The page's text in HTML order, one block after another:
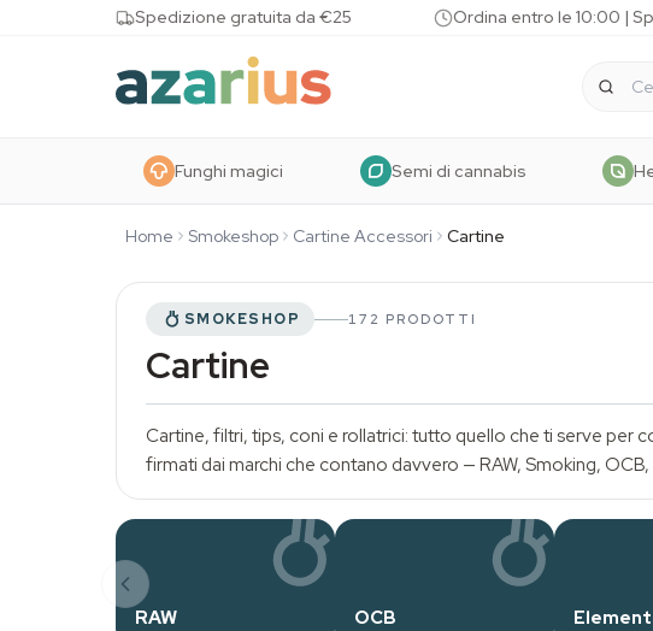
Skip to contentSpedizione gratuita da €25 Ordina entro le 10:00 |
Funghi magici Semi di cannabis
Home Smokeshop Cartine Accessori Cartine
SMOKESHOP 172 PRODOTTI
Cartine
Cartine, filtri, tips, coni e rollatrici: tutto quello che ti serve per
firmati dai marchi che contano davvero — RAW, Smoking, OCB,
RAW OCB